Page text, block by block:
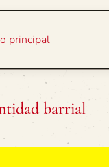
principal
barrial